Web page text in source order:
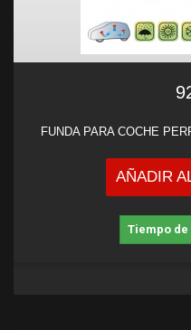
FUNDA PARA COCHE
AÑADIR
Tiempo de